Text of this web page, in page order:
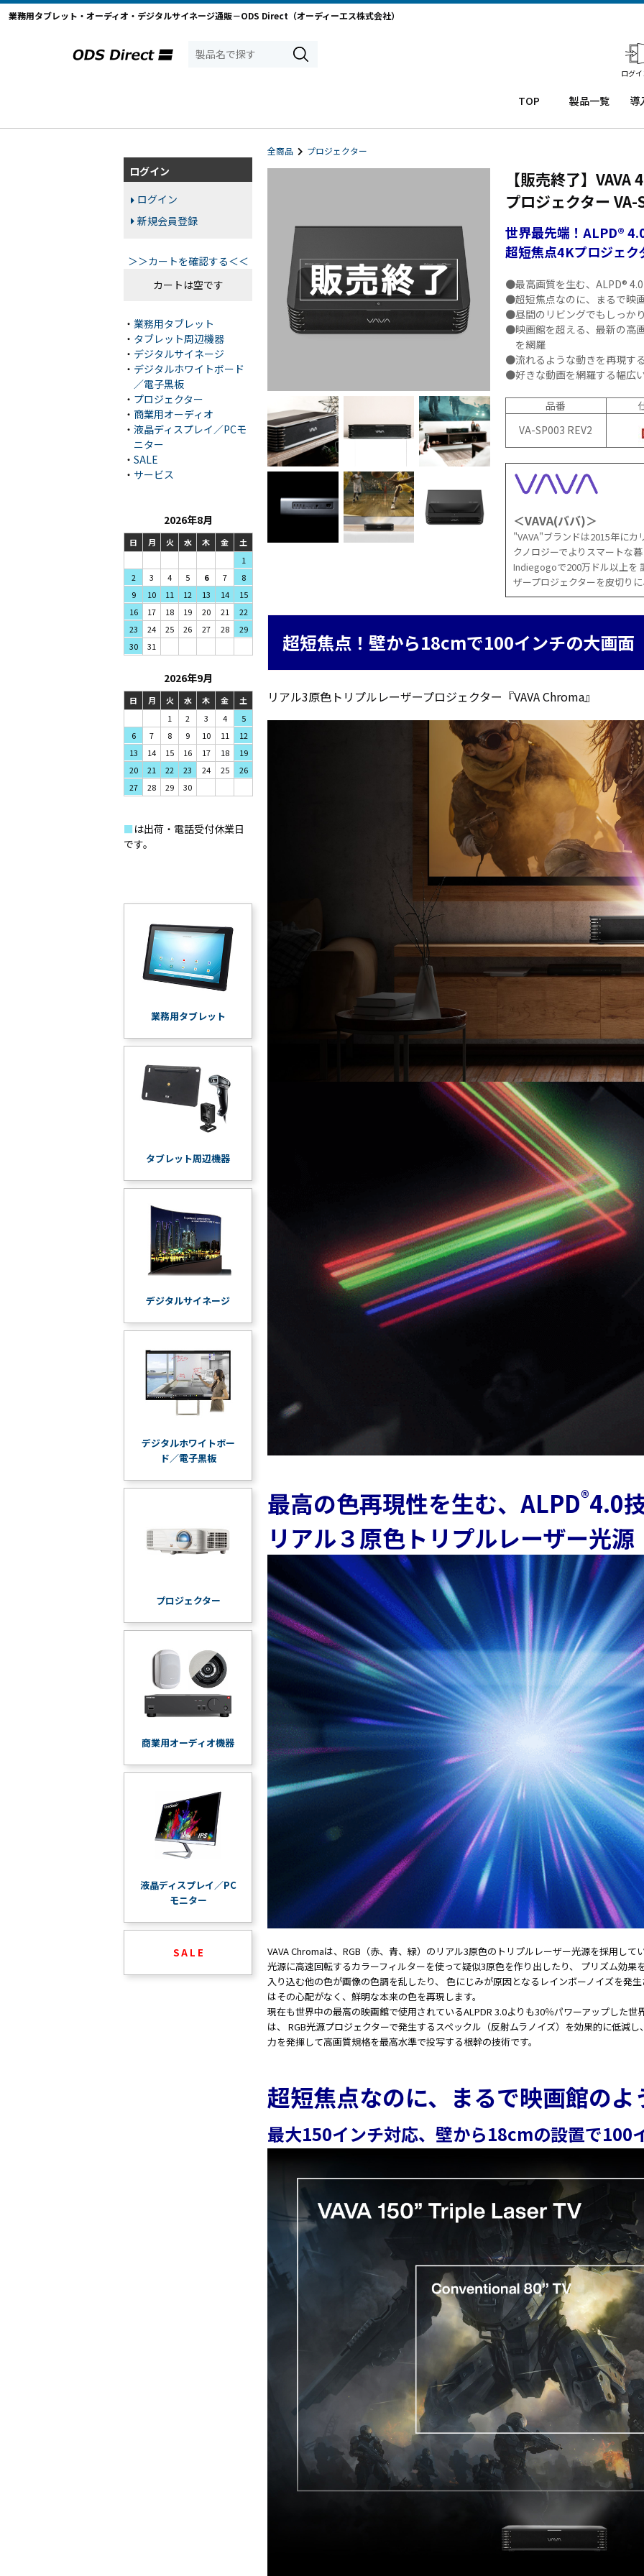
業務用タブレット・オーディオ・デジタルサイネージ通販－ODS Direct（オーディーエス株式会社）
ログ
TOP 製品一覧
業務用タ
タブレッ
NF9LTA
タブレッ
ト TW2A-
Windows
タブレッ
ト TW2A-
N9LT
タブレッ
ト TW2A-
E9LT
Android
タブレッ
ト TA2C-
NF8
Android
タブレッ
NF8BL
Android
タブレッ
ト TA2C-
CS8
タブレッ
ト TA2C-
CS8BL
ト TA2C-
Android
タブレッ
ト TA2C-
DR9
Android
タブレッ
ト TA2C-
M8AC
Android
タブレッ
ト TA2C-
M8
PTJ-MCシ
リーズ、
PDS-MC
タブレッ
ト純正オ
業務効率
「NFCオ
イザー」
サポート
支援アプ
リ「ログ
送信アプ
リ」
MDMアプ
リ
「Tablet
Control」
デジタル
サイネー
ジ
液晶ディ
ター
ブレッ
ト・デジ
ネージ
ンタ
CRM
テム
「カ
ンコ
ー
ル」
リペ
ービ
ス
教育
機関
iPad
修理
プデ
スク
代行
サー
教育
機関
向け
ク
教育
機関
向け
ICT
支援
ソリ
ュー
ショ
教育
機関
向け
ネッ
トワ
ーク
機器
導入
保守
ティ
自治
体向
ソリ
ュー
ショ
ンサ
ービ
ス
法人
向け
修理
取サ
カタ
ログ
導
導
サ
事
末
事
プ
ー
事
オ
器
事
ス
全商品 プロジェクター
【販売終了】
プロジェクター VA-
世界最先端！ALPD®
超短焦点4Kプロジェク
●最高画質を生む、ALPD®
●超短焦点なのに、まるで映
●昼間のリビングでもしっか
●映画館を超える、最新の高
を網羅
●流れるような動きを再現す
●好きな動画を網羅する幅広
品番
VA-SP003 REV2
＜VAVA(ババ)＞
"VAVA"ブランドは2015年に
クノロジーでよりスマートな
Indiegogoで200万ドル以上を
ザープロジェクターを皮切り
超短焦点！壁から18cmで100インチの大画面
リアル3原色トリプルレーザープロジェクター『VAVA Chroma』
最高の色再現性を生む、ALPD®4.0
リアル３原色トリプルレーザー光源
VAVA Chromaは、RGB（赤、青、緑）のリアル3原色のトリプルレーザー光源を採用し
光源に高速回転するカラーフィルターを使って疑似3原色を作り出したり、 プリズム効
入り込む他の色が画像の色調を乱したり、 色にじみが原因となるレインボーノイズを発
はその心配がなく、鮮明な本来の色を再現します。
現在も世界中の最高の映画館で使用されているALPDR 3.0よりも30％パワーアップした世
は、 RGB光源プロジェクターで発生するスペックル（反射ムラノイズ）を効果的に低減
力を発揮して高画質規格を最高水準で投写する根幹の技術です。
超短焦点なのに、まるで映画館のよ
最大150インチ対応、壁から18cmの設置で100
ログイン
ログイン
新規会員登録
＞＞カートを確認する＜＜
カートは空です
・ 業務用タブレット
・ タブレット周辺機器
・ デジタルサイネージ
・ デジタルホワイトボード
／電子黒板
・ プロジェクター
・ 商業用オーディオ
・ 液晶ディスプレイ／PCモ
ニター
・ SALE
・ サービス
2026年8月
日 月 火 水 木 金
土
1
2
3 4 5 6 7
8
9
10 11 12 13 14
15
16
17 18 19 20 21
22
23
24 25 26 27 28
29
30
31
2026年9月
日 月 火 水 木 金
土
1
2 3 4
5
6
7 8 9 10 11
12
13
14 15 16 17 18
19
20
21 22 23 24 25
26
27
28 29 30
■ は出荷・電話受付休業日
です。
業務用タブレット
タブレット周辺機器
デジタルサイネージ
デジタルホワイトボー
ド／電子黒板
プロジェクター
商業用オーディオ機器
液晶ディスプレイ／PC
モニター
S A L E